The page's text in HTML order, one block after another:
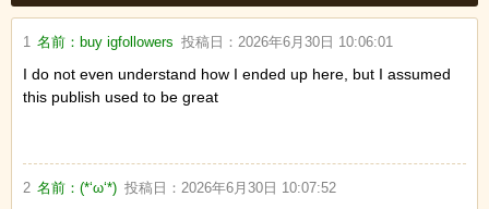
1 名前： buy igfollowers 投稿日： 2026年6月30日 10:06:01
I do not even understand how I ended up here, but I assumed
this publish used to be great
2 名前：(*‘ω‘*) 投稿日： 2026年6月30日 10:07:52